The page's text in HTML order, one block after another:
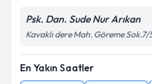
Psk. Dan. Sude Nur Arıkan
Kavaklı dere Mah. Göreme Sok.7/
En Yakın Saatler